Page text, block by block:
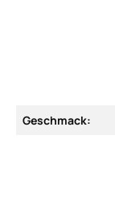
Geschmack: